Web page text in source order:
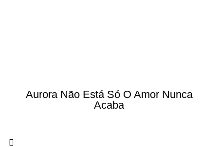
Aurora Não Está Só O Amor Nunca
Acaba